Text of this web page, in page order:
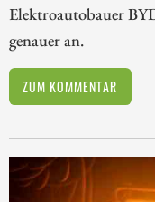
Elektroautobauer
genauer an.
ZUM KOMMENTAR